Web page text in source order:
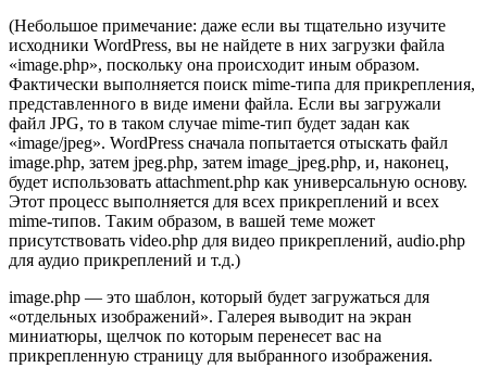
(Небольшое примечание: даже если вы тщательно изучите
исходники WordPress, вы не найдете в них загрузки файла
«image.php», поскольку она происходит иным образом.
Фактически выполняется поиск mime-типа для прикрепления,
представленного в виде имени файла. Если вы загружали
файл JPG, то в таком случае mime-тип будет задан как
«image/jpeg». WordPress сначала попытается отыскать файл
image.php, затем jpeg.php, затем image_jpeg.php, и, наконец,
будет использовать attachment.php как универсальную основу.
Этот процесс выполняется для всех прикреплений и всех
mime-типов. Таким образом, в вашей теме может
присутствовать video.php для видео прикреплений, audio.php
для аудио прикреплений и т.д.)
image.php — это шаблон, который будет загружаться для
«отдельных изображений». Галерея выводит на экран
миниатюры, щелчок по которым перенесет вас на
прикрепленную страницу для выбранного изображения.